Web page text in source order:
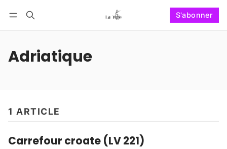
S'abonner
Adriatique
1 ARTICLE
Carrefour croate (LV 221)